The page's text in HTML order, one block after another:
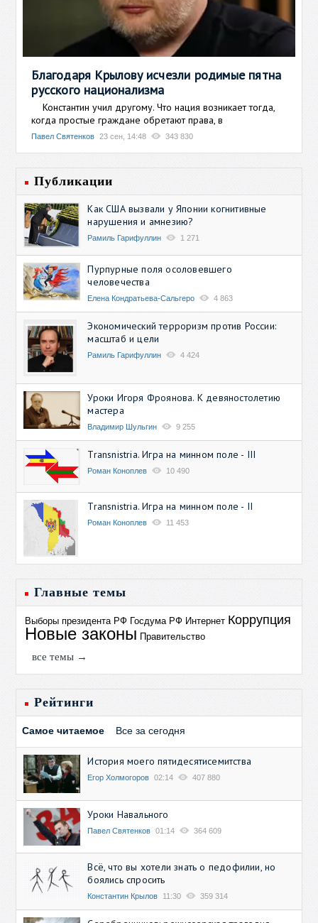
Благодаря Крылову исчезли родимые пятна
русского национализма
Константин учил другому. Что нация возникает тогда,
когда простые граждане обретают права, в
Павел Святенков 23 сен, 14:48 343 830
Публикации
Как США вызвали у Японии когнитивные
нарушения и амнезию?
Рамиль Гарифуллин 1 271
Пурпурные поля осоловевшего
человечества
Елена Кондратьева-Сальгеро 4 863
Экономический терроризм против России:
масштаб и цели
Рамиль Гарифуллин 4 424
Уроки Игоря Фроянова. К девяностолетию
мастера
Владимир Шульгин 9 255
Transnistria. Игра на минном поле - III
Роман Коноплев 10 490
Transnistria. Игра на минном поле - II
Роман Коноплев 11 453
Главные темы
Выборы президента РФ Госдума РФ Интернет Коррупция
Новые законы Правительство
все темы →
Рейтинги
Самое читаемое Все за сегодня
История моего пятидесятисемитства
Егор Холмогоров 02:14 407 880
Уроки Навального
Павел Святенков 01:14 364 609
Всё, что вы хотели знать о педофилии, но
боялись спросить
Константин Крылов 11:30 359 314